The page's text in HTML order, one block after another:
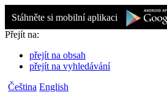
Stáhněte si mobilní aplikaci
Přejít na:
přejít na obsah
přejít na vyhledávání
Čeština English